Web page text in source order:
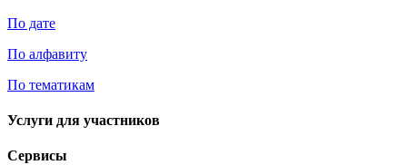
По дате
По алфавиту
По тематикам
Услуги для участников
Сервисы